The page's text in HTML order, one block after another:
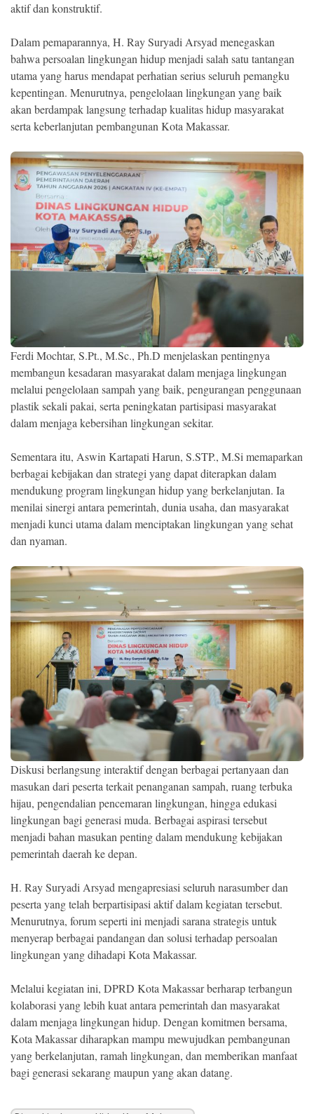
aktif dan konstruktif.
Dalam pemaparannya, H. Ray Suryadi Arsyad menegaskan
bahwa persoalan lingkungan hidup menjadi salah satu tantangan
utama yang harus mendapat perhatian serius seluruh pemangku
kepentingan. Menurutnya, pengelolaan lingkungan yang baik
akan berdampak langsung terhadap kualitas hidup masyarakat
serta keberlanjutan pembangunan Kota Makassar.
Ferdi Mochtar, S.Pt., M.Sc., Ph.D menjelaskan pentingnya
membangun kesadaran masyarakat dalam menjaga lingkungan
melalui pengelolaan sampah yang baik, pengurangan penggunaan
plastik sekali pakai, serta peningkatan partisipasi masyarakat
dalam menjaga kebersihan lingkungan sekitar.
Sementara itu, Aswin Kartapati Harun, S.STP., M.Si memaparkan
berbagai kebijakan dan strategi yang dapat diterapkan dalam
mendukung program lingkungan hidup yang berkelanjutan. Ia
menilai sinergi antara pemerintah, dunia usaha, dan masyarakat
menjadi kunci utama dalam menciptakan lingkungan yang sehat
dan nyaman.
Diskusi berlangsung interaktif dengan berbagai pertanyaan dan
masukan dari peserta terkait penanganan sampah, ruang terbuka
hijau, pengendalian pencemaran lingkungan, hingga edukasi
lingkungan bagi generasi muda. Berbagai aspirasi tersebut
menjadi bahan masukan penting dalam mendukung kebijakan
pemerintah daerah ke depan.
H. Ray Suryadi Arsyad mengapresiasi seluruh narasumber dan
peserta yang telah berpartisipasi aktif dalam kegiatan tersebut.
Menurutnya, forum seperti ini menjadi sarana strategis untuk
menyerap berbagai pandangan dan solusi terhadap persoalan
lingkungan yang dihadapi Kota Makassar.
Melalui kegiatan ini, DPRD Kota Makassar berharap terbangun
kolaborasi yang lebih kuat antara pemerintah dan masyarakat
dalam menjaga lingkungan hidup. Dengan komitmen bersama,
Kota Makassar diharapkan mampu mewujudkan pembangunan
yang berkelanjutan, ramah lingkungan, dan memberikan manfaat
bagi generasi sekarang maupun yang akan datang.